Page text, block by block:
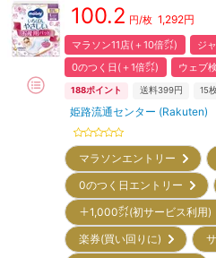
100.2 円/枚 1,292円
マラソン11店(＋10倍㌽)
ジ
0のつく日(＋1倍㌽)
ウェブ
188ポイント 送料399円 15
姫路流通センター (Rakuten)
マラソンエントリー
0のつく日エントリー
＋1,000㌽(初サービス利
楽券(買い回りに)